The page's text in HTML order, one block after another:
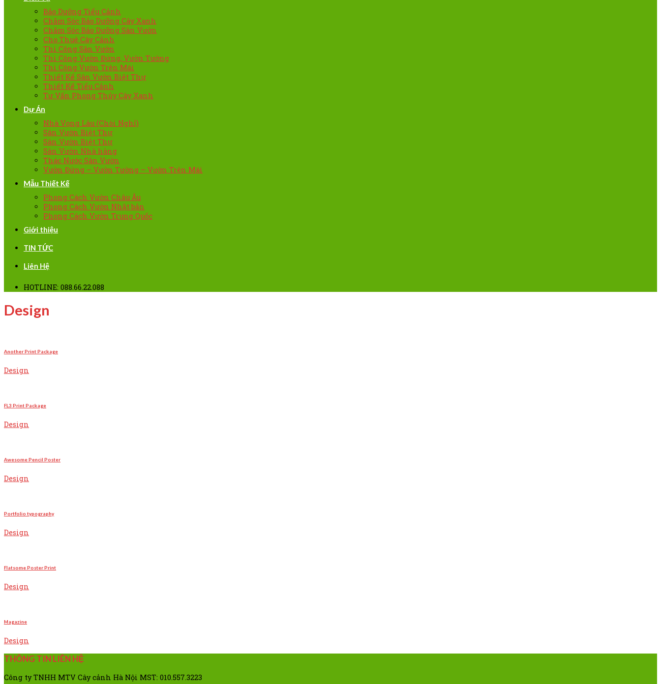
Bảo Dưỡng Tiểu Cảnh
Chăm Sóc Bảo Dưỡng Cây Xanh
Chăm Sóc Bảo Dưỡng Sân Vườn
Cho Thuê Cây Cảnh
Thi Công Sân Vườn
Thi Công Vườn Đứng, Vườn Tường
Thi Công Vườn Trên Mái
Thiết Kế Sân Vườn Biệt Thự
Thiết Kế Tiểu Cảnh
Tư Vấn Phong Thủy Cây Xanh
Dự Án
Nhà Vọng Lâu (Chòi Nghỉ)
Sân Vườn Biệt Thự
Sân Vườn Biệt Thự
Sân Vườn Nhà hàng
Thác Nước Sân Vườn
Vườn Đứng – Vườn Tường – Vườn Trên Mái
Mẫu Thiết Kế
Phong Cách Vườn Châu Âu
Phong Cách Vườn Nhật bản
Phong Cách Vườn Trung Quốc
Giới thiệu
TIN TỨC
Liên Hệ
HOTLINE: 088.66.22.088
Design
Another Print Package
Design
FL3 Print Package
Design
Awesome Pencil Poster
Design
Portfolio typography
Design
Flatsome Poster Print
Design
Magazine
Design
THÔNG TIN LIÊN HỆ
Công ty TNHH MTV Cây cảnh Hà Nội MST: 010.557.3223